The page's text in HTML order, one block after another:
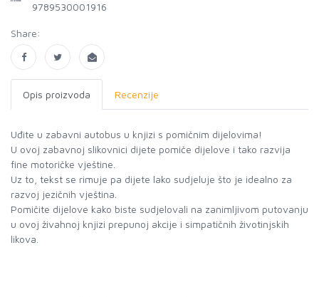
9789530001916
Share:
Opis proizvoda Recenzije
Uđite u zabavni autobus u knjizi s pomičnim dijelovima!
U ovoj zabavnoj slikovnici dijete pomiče dijelove i tako razvija
fine motoričke vještine.
Uz to, tekst se rimuje pa dijete lako sudjeluje što je idealno za
razvoj jezičnih vještina.
Pomičite dijelove kako biste sudjelovali na zanimljivom putovanju
u ovoj živahnoj knjizi prepunoj akcije i simpatičnih životinjskih
likova.